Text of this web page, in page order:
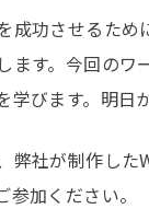
成功させるた
ます。今回の
学びます。明日
弊社が制作し
参加ください。